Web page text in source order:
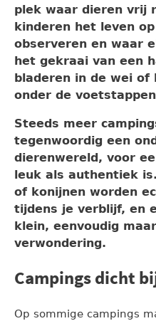
plek waar dieren vrij
kinderen het leven
observeren en waar
het gekraai van een
bladeren in de wei of
onder de
Steeds meer
tegenwoordig een
dierenwereld, voor
leuk als authentiek
of konijnen worden
tijdens je verblijf, en
klein, eenvoudig
verwondering.
Campings dicht
Op sommige campings